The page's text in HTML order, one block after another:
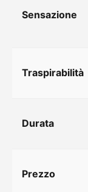
Sensazione
Traspirabilità
Durata
Prezzo